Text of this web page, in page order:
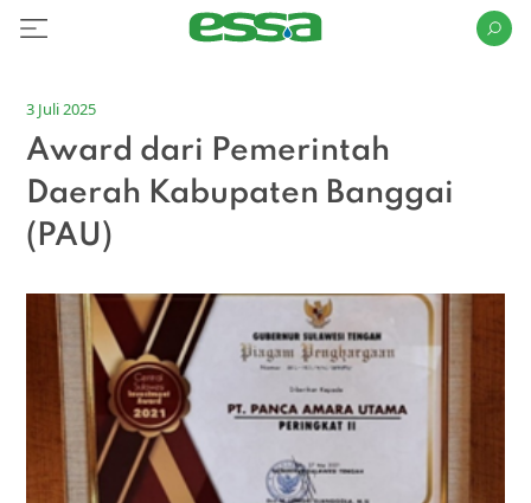
3 Juli 2025
Award dari Pemerintah
Daerah Kabupaten Banggai
(PAU)